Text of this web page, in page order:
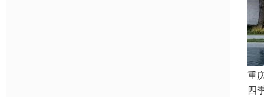
重
四